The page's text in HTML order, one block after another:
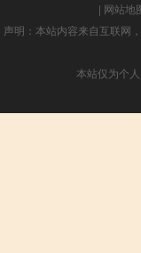
| 网站地
声明：本站内容来自互联网
本站仅为个